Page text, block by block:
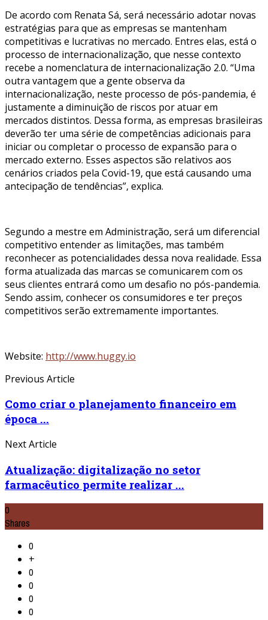
De acordo com Renata Sá, será necessário adotar novas
estratégias para que as empresas se mantenham
competitivas e lucrativas no mercado. Entres elas, está o
processo de internacionalização, que nesse contexto
recebe a nomenclatura de internacionalização 2.0. “Uma
outra vantagem que a gente observa da
internacionalização, neste processo de pós-pandemia, é
justamente a diminuição de riscos por atuar em
mercados distintos. Dessa forma, as empresas brasileiras
deverão ter uma série de competências adicionais para
iniciar ou completar o processo de expansão para o
mercado externo. Esses aspectos são relativos aos
cenários criados pela Covid-19, que está causando uma
antecipação de tendências”, explica.
Segundo a mestre em Administração, será um diferencial
competitivo entender as limitações, mas também
reconhecer as potencialidades dessa nova realidade. Essa
forma atualizada das marcas se comunicarem com os
seus clientes entrará como um desafio no pós-pandemia.
Sendo assim, conhecer os consumidores e ter preços
competitivos serão extremamente importantes.
Website: http://www.huggy.io
Previous Article
Como criar o planejamento financeiro em
época ...
Next Article
Atualização: digitalização no setor
farmacêutico permite realizar ...
0
Shares
0
+
0
0
0
0